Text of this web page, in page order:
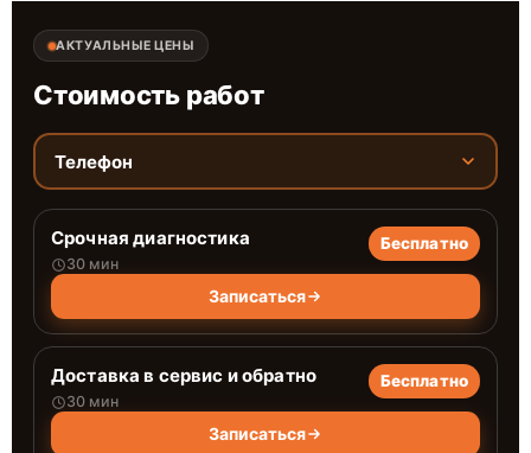
АКТУАЛЬНЫЕ ЦЕНЫ
Стоимость работ
Телефон
Срочная диагностика
30 мин
Бесплатно
Записаться
Доставка в сервис и обратно
30 мин
Бесплатно
Записаться